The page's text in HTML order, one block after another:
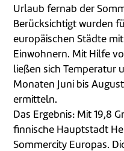
Urlaub fernab der
Berücksichtigt wurden
europäischen Städte
Einwohnern. Mit Hilfe
ließen sich Temperatur
Monaten Juni bis
ermitteln.
Das Ergebnis: Mit 19,8
finnische Hauptstadt
Sommercity Europas.